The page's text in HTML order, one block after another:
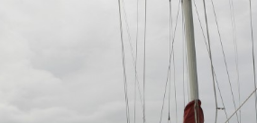
8 – Déc 2014
9 – Oct 2015
10 – Déc 2015